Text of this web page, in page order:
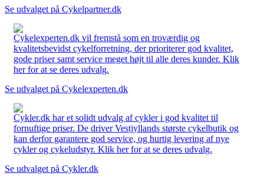
Se udvalget på Cykelpartner.dk
Cykelexperten.dk vil fremstå som en troværdig og
kvalitetsbevidst cykelforretning, der prioriterer god kvalitet,
gode priser samt service meget højt til alle deres kunder. Klik
her for at se deres udvalg.
Se udvalget på Cykelexperten.dk
Cykler.dk har et solidt udvalg af cykler i god kvalitet til
fornuftige priser. De driver Vestjyllands største cykelbutik og
kan derfor garantere god service, og hurtig levering af nye
cykler og cykeludstyr. Klik her for at se deres udvalg.
Se udvalget på Cykler.dk